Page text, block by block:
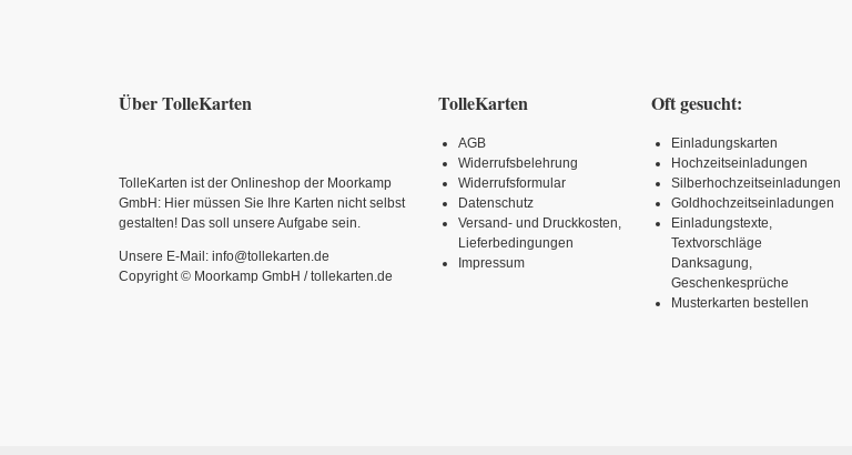
Über TolleKarten
TolleKarten ist der Onlineshop der Moorkamp
GmbH: Hier müssen Sie Ihre Karten nicht selbst
gestalten! Das soll unsere Aufgabe sein.
Unsere E-Mail: info@tollekarten.de
Copyright © Moorkamp GmbH / tollekarten.de
TolleKarten
AGB
Widerrufsbelehrung
Widerrufsformular
Datenschutz
Versand- und Druckkosten,
Lieferbedingungen
Impressum
Oft gesucht:
Einladungskarten
Hochzeitseinladungen
Silberhochzeitseinladungen
Goldhochzeitseinladungen
Einladungstexte,
Textvorschläge
Danksagung,
Geschenkesprüche
Musterkarten bestellen